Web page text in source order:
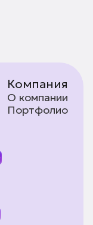
Компания
О компании
Портфолио